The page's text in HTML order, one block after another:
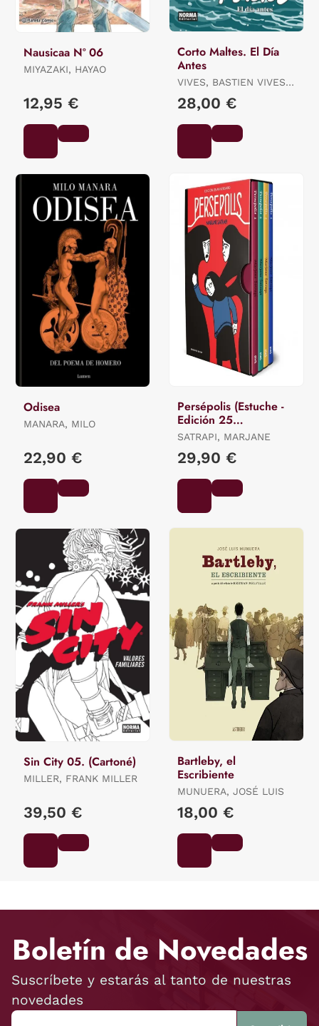
Nausicaa Nº 06
MIYAZAKI, HAYAO
12,95 €
Corto Maltes. El Día
Antes
VIVES, BASTIEN VIVES /
28,00 €
Odisea
MANARA, MILO
22,90 €
Persépolis (Estuche -
Edición 25
Aniversario)
SATRAPI, MARJANE
29,90 €
Sin City 05. (Cartoné)
MILLER, FRANK MILLER
39,50 €
Bartleby, el
Escribiente
MUNUERA, JOSÉ LUIS
18,00 €
Boletín de Novedades
Suscríbete y estarás al tanto de nuestras
novedades